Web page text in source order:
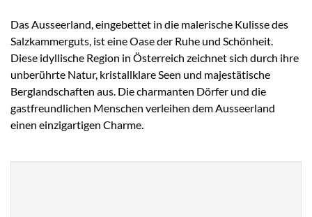
Das Ausseerland, eingebettet in die malerische Kulisse des
Salzkammerguts, ist eine Oase der Ruhe und Schönheit.
Diese idyllische Region in Österreich zeichnet sich durch ihre
unberührte Natur, kristallklare Seen und majestätische
Berglandschaften aus. Die charmanten Dörfer und die
gastfreundlichen Menschen verleihen dem Ausseerland
einen einzigartigen Charme.